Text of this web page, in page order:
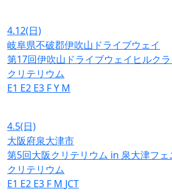
4.12(日)
岐阜県不破郡伊吹山ドライブウェイ
第17回伊吹山ドライブウェイヒルク
クリテリウム
E1 E2 E3 FY M
4.5(日)
大阪府泉大津市
第5回大阪クリテリウム in 泉大津フェ
クリテリウム
E1 E2 E3 F M JCT